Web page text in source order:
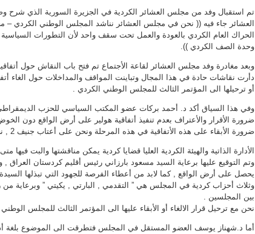
تم استقبال وفد من مجلس العشائر الكردية في الجزيرة السورية الذي
العشائر جاء فيه (( نحن في مجلس العشائر نناشد المجلس الوطني الكردي
الحراك العام الكردي بالعودة والعمل تحت سقف واحد لأن التطورات
وحدة الصف الكردي )).
وبعد مغادرة وفد مجلس العشائر لقاعة الأجتماع تم فتح باب النقاش حول أتفاقية
دأرت نقاشات حادة في هذا المجال وتباينت المواقف والمداخلات حول الغاء
أو ترحيلها الى المؤتمر الثالث للمجلس الوطني الكردي .
وفي هذا السياق أكد د. أحمد بركات عضو المكتب السياسي للحزب
ضرورة الأقرار والأعتراف بعدم تنفيذ أتفاقية هولير على أرض الواقع دون
ضرورة الأبقاء على هذه الأتفاقية في هذه المرحلة ونحن على أعتاب جنيف 2 , نحن لسنا مع الغاء أتفاقية هولير حالياً .
الأدارة الذاتية والهيئة الكردية العليا قضايا كردية يمكن مناقشتها والبت فيها
وتم التوقيع عليها برعاية السيد مسعود بارزاني رئيس أقليم كردستان
يحصل على أرض الواقع , كما لابد من أعطاء الفرصة للجهود التي تبذلها السيدة
وثلاث أحزاب كردية في المجلس هي ” التقدمي , البارتي , يكيتي ” وبرعاية من
بين المجلسين .
نحن مع ترحيل قرار الالغاء أو الأبقاء عليها الى المؤتمر الثالث للمجلس
أما د.شهناز يوسف العضو المستقل في المجلس فتطرقت الى الموضوع بلغة